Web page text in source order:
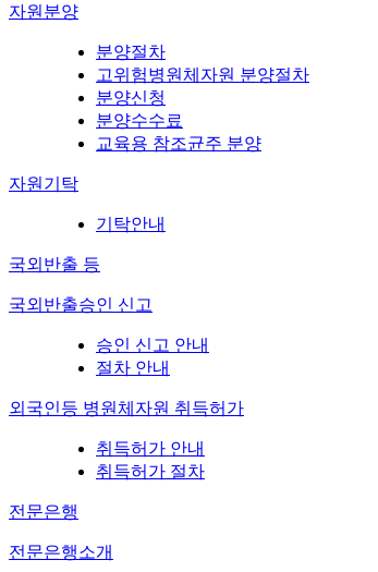
자원분양
분양절차
고위험병원체자원 분양절차
분양신청
분양수수료
교육용 참조균주 분양
자원기탁
기탁안내
국외반출 등
국외반출승인 신고
승인 신고 안내
절차 안내
외국인등 병원체자원 취득허가
취득허가 안내
취득허가 절차
전문은행
전문은행소개